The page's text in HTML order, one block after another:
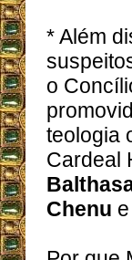
* Além
o
teologia
Cardeal
Chenu